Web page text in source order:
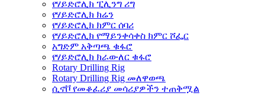
የሃይድሮሊክ ፒሊንግ ሪግ
የሃይድሮሊክ ክሬን
የሃይድሮሊክ ክምር ሰባሪ
የሃይድሮሊክ የማይንቀሳቀስ ክምር ሾፌር
አግድም አቅጣጫ ቁፋሮ
የሃይድሮሊክ ክራውለር ቁፋሮ
Rotary Drilling Rig
Rotary Drilling Rig መለዋወጫ
ሲኖቮ የመቆፈሪያ መሳሪያዎችን ተጠቅሟል